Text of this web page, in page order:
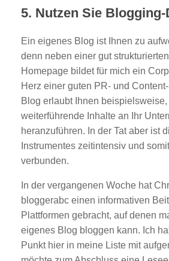
5. Nutzen Sie
Ein eigenes Blog ist Ihnen zu
denn neben einer gut
Homepage bildet für mich ein
Herz einer guten PR- und
Blog erlaubt Ihnen
weiterführende Inhalte an Ihr
heranzuführen. In der Tat aber ist
Instrumentes zeitintensiv und
verbunden.
In der vergangenen Woche hat
bloggerabc einen informativen
Plattformen gebracht, auf denen
eigenes Blog bloggen kann. Ich
Punkt hier in meine Liste mit